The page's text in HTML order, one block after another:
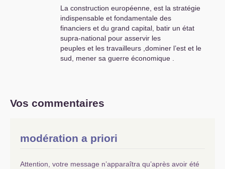
La construction européenne, est la stratégie
indispensable et fondamentale des
financiers et du grand capital, batir un état
supra-national pour asservir les
peuples et les travailleurs ,dominer l’est et le
sud, mener sa guerre économique .
le chomage de masse et encouragé par les
institutions européennes à travers une
banque centrale européenne (bce)
Vos commentaires
modération a priori
Attention, votre message n’apparaîtra qu’après avoir été